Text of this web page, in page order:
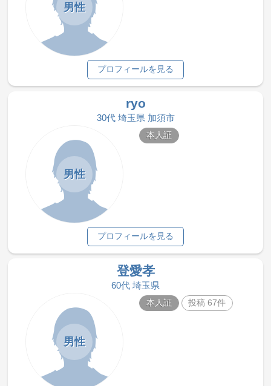
男性
プロフィールを見る
ryo
30代 埼玉県 加須市
男性
本人証
プロフィールを見る
登愛孝
60代 埼玉県
男性
本人証 投稿 67件